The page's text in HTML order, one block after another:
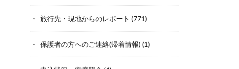
旅行先・現地からのレポート (771)
保護者の方へのご連絡(帰着情報) (1)